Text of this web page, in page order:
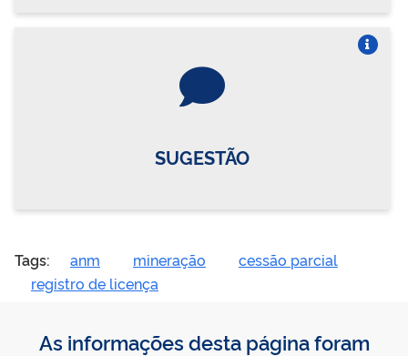
SUGESTÃO
Tags: anm mineração
cessão parcial
registro de licença
As informações desta página foram